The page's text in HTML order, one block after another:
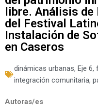
libre. Análisis
del Festival
Instalación de
en Caseros
dinámicas urbanas, Eje 6,
integración comunitaria,
Autoras/es